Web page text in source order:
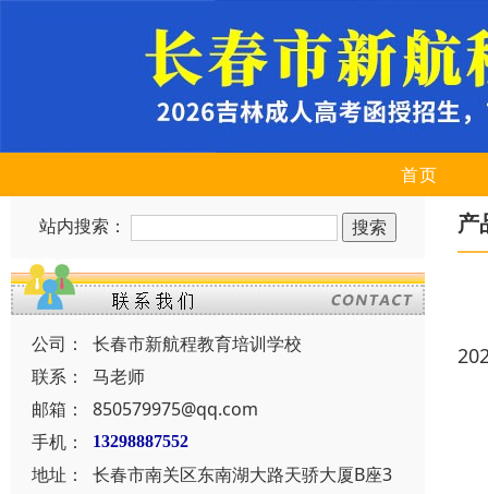
首页
站内搜索：
公司：
长春市新航程教育培训学校
联系：
马老师
邮箱：
850579975@qq.com
手机：
13298887552
地址：
长春市南关区东南湖大路天骄大厦B座3
产